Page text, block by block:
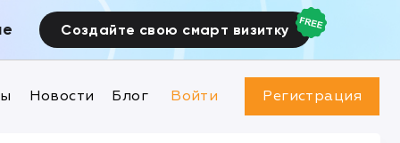
Создайте свою смарт визитку
Новости Блог Войти Регистрация